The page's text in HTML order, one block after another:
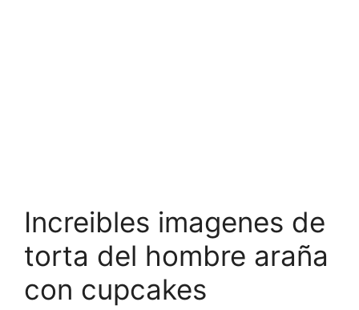
Increibles imagenes de
torta del hombre araña
con cupcakes